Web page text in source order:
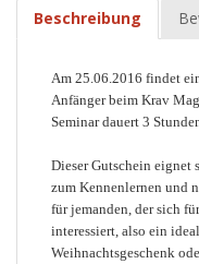
Beschreibung
Am 25.06.2016 findet
Anfänger beim Krav
Seminar dauert 3
Dieser Gutschein eignet
zum Kennenlernen und
für jemanden, der sich
interessiert, also ein
Weihnachtsgeschenk